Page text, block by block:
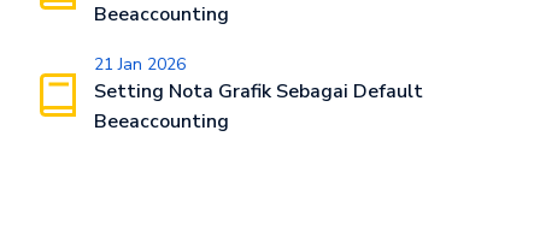
Beeaccounting
21 Jan 2026
Setting Nota Grafik Sebagai Default
Beeaccounting